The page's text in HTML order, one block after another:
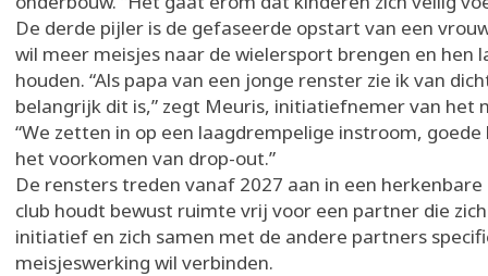
De derde pijler is de gefaseerde opstart van een
wil meer meisjes naar de wielersport brengen en hen
houden. “Als papa van een jonge renster zie ik van
belangrijk dit is,” zegt Meuris, initiatiefnemer van het
“We zetten in op een laagdrempelige instroom, goede
het voorkomen van drop-out.”
De rensters treden vanaf 2027 aan in een
club houdt bewust ruimte vrij voor een partner die
initiatief en zich samen met de andere partners
meisjeswerking wil verbinden.